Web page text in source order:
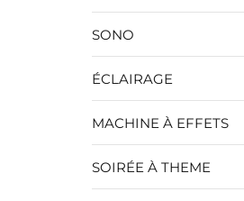
SONO
ÉCLAIRAGE
MACHINE À EFFETS
SOIRÉE À THEME